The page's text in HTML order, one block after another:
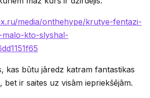
media/onthehype/krutye-fentazi-
kto-slyshal-
kas būtu jāredz katram fantastikas
bet ir saites uz visām iepriekšējām.